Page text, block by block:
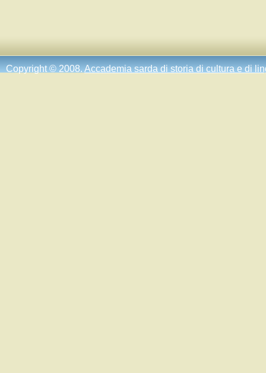
Copyright © 2008.Accademia sarda di storia di cultura e di